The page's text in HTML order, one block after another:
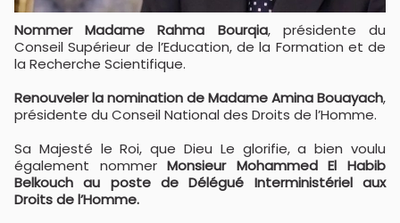
Nommer Madame Rahma Bourqia, présidente du
Conseil Supérieur de l’Education, de la Formation et de
la Recherche Scientifique.
Renouveler la nomination de Madame Amina Bouayach,
présidente du Conseil National des Droits de l’Homme.
Sa Majesté le Roi, que Dieu Le glorifie, a bien voulu
également nommerMonsieur Mohammed El Habib
Belkouch au poste de Délégué Interministériel aux
Droits de l’Homme.